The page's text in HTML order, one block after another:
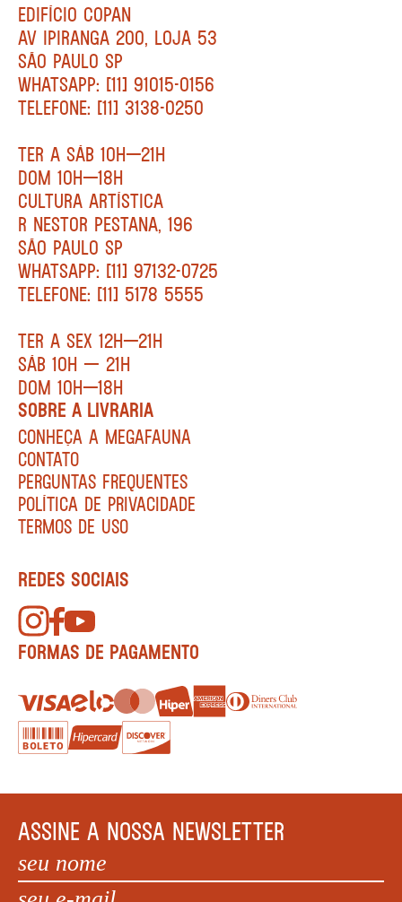
EDIFÍCIO COPAN
AV IPIRANGA 200, LOJA 53
SÃO PAULO SP
WHATSAPP: [11] 91015-0156
TELEFONE: [11] 3138-0250
TER A SÁB 10H—21H
DOM 10H—18H
CULTURA ARTÍSTICA
R NESTOR PESTANA, 196
SÃO PAULO SP
WHATSAPP: [11] 97132-0725
TELEFONE: [11] 5178 5555
TER A SEX 12H—21H
SÁB 10H — 21H
DOM 10H—18H
SOBRE A LIVRARIA
CONHEÇA A MEGAFAUNA
CONTATO
PERGUNTAS FREQUENTES
POLÍTICA DE PRIVACIDADE
TERMOS DE USO
REDES SOCIAIS
FORMAS DE PAGAMENTO
ASSINE A NOSSA NEWSLETTER